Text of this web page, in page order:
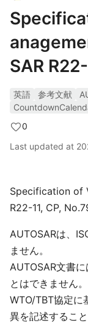
SAR
英語 参考文献
0
Last updated at
Specification of
R22-11, CP,
AUTOSARは、
ません。
AUTOSAR文書
とはできません。
WTO/TBT協定に
異を記述するこ